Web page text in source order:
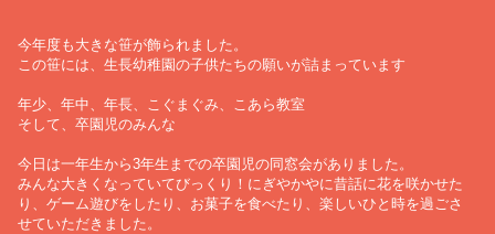
今年度も大きな笹が飾られました。
この笹には、生長幼稚園の子供たちの願いが詰まっています
年少、年中、年長、こぐまぐみ、こあら教室
そして、卒園児のみんな
今日は一年生から3年生までの卒園児の同窓会がありました。
みんな大きくなっていてびっくり！にぎやかやに昔話に花を咲かせた
り、ゲーム遊びをしたり、お菓子を食べたり、楽しいひと時を過ごさ
せていただきました。